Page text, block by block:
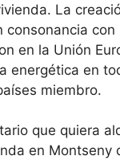
La
consonancia con
en la Unión
energética en
miembro.
que quiera
en Montseny